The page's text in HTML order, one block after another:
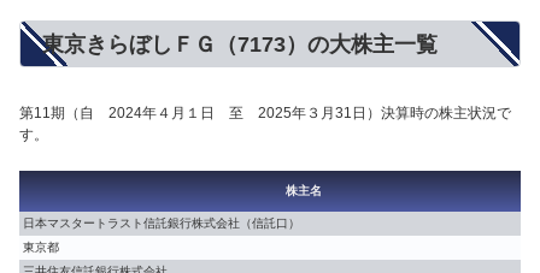
東京きらぼしＦＧ（7173）の大株主一覧
第11期（自 2024年４月１日 至 2025年３月31日）決算時の株主状況で
す。
株主名
日本マスタートラスト信託銀行株式会社（信託口）
東京都